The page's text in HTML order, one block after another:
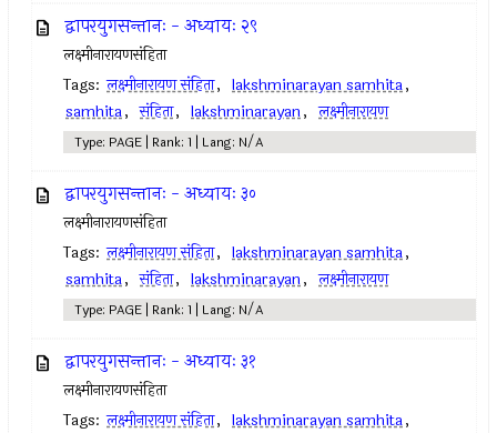
द्वापरयुगसन्तानः - अध्यायः २९
लक्ष्मीनारायणसंहिता
Tags: लक्ष्मीनारायण संहिता, lakshminarayan samhita,
samhita, संहिता, lakshminarayan, लक्ष्मीनारायण
Type: PAGE | Rank: 1 | Lang: N/A
द्वापरयुगसन्तानः - अध्यायः ३०
लक्ष्मीनारायणसंहिता
Tags: लक्ष्मीनारायण संहिता, lakshminarayan samhita,
samhita, संहिता, lakshminarayan, लक्ष्मीनारायण
Type: PAGE | Rank: 1 | Lang: N/A
द्वापरयुगसन्तानः - अध्यायः ३१
लक्ष्मीनारायणसंहिता
Tags: लक्ष्मीनारायण संहिता, lakshminarayan samhita,